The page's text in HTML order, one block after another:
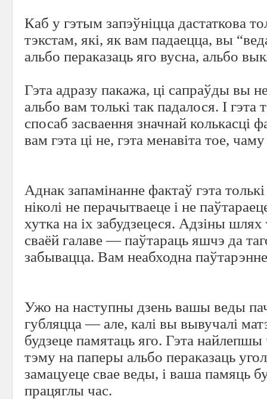
Каб у гэтым запэўніцца дастаткова
тэкстам, які, як вам падаецца, вы
альбо пераказаць яго вусна, альбо
Гэта адразу пакажа, ці сапраўды вы
альбо вам толькі так падалося. І
спосаб засваення значнай колькасці
вам гэта ці не, гэта менавіта тое,
Аднак запамінанне фактаў гэта
ніколі не перачытваеце і не
хутка на іх забудзецеся. Адзіны
сваёй галаве — паўтараць яшчэ да
забывацца. Вам неабходна
Ужо на наступны дзень вашы веды
губляцца — але, калі вы вывучалі
будзеце памятаць яго. Гэта найлепшы
тэму на паперы альбо пераказаць
замацуеце свае веды, і ваша памяць
працяглы час.